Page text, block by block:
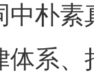
素
体系